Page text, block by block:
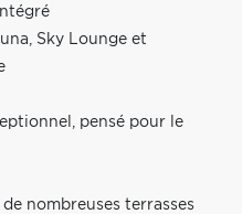
Sky Lounge et
pensé pour le
nombreuses terrasses